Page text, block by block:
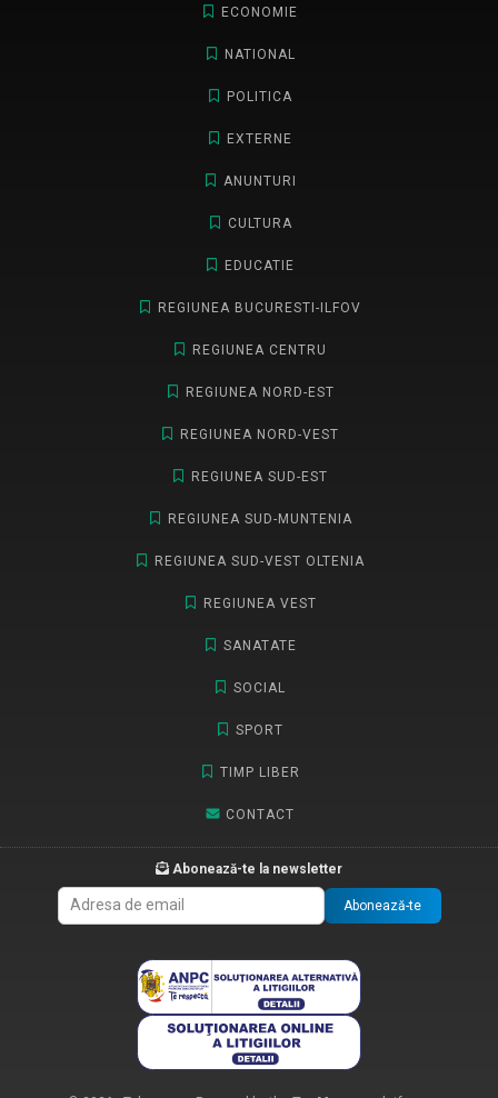
ECONOMIE
NATIONAL
POLITICA
EXTERNE
ANUNTURI
CULTURA
EDUCATIE
REGIUNEA BUCURESTI-ILFOV
REGIUNEA CENTRU
REGIUNEA NORD-EST
REGIUNEA NORD-VEST
REGIUNEA SUD-EST
REGIUNEA SUD-MUNTENIA
REGIUNEA SUD-VEST OLTENIA
REGIUNEA VEST
SANATATE
SOCIAL
SPORT
TIMP LIBER
CONTACT
Abonează-te la newsletter
Abonează-te